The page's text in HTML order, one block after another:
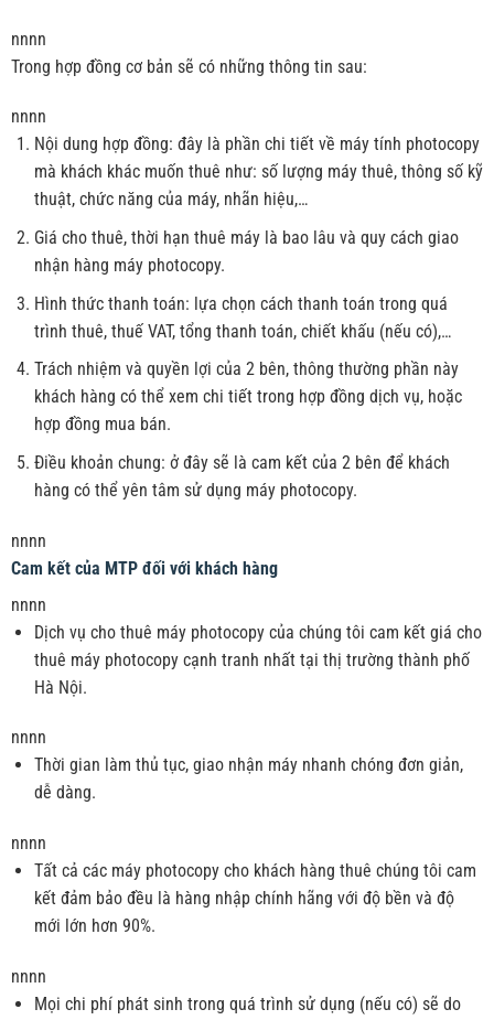
nnnn
Trong hợp đồng cơ bản sẽ có những thông tin sau:
nnnn
Nội dung hợp đồng: đây là phần chi tiết về máy tính photocopy
mà khách khác muốn thuê như: số lượng máy thuê, thông số kỹ
thuật, chức năng của máy, nhãn hiệu,…
Giá cho thuê, thời hạn thuê máy là bao lâu và quy cách giao
nhận hàng máy photocopy.
Hình thức thanh toán: lựa chọn cách thanh toán trong quá
trình thuê, thuế VAT, tổng thanh toán, chiết khấu (nếu có),…
Trách nhiệm và quyền lợi của 2 bên, thông thường phần này
khách hàng có thể xem chi tiết trong hợp đồng dịch vụ, hoặc
hợp đồng mua bán.
Điều khoản chung: ở đây sẽ là cam kết của 2 bên để khách
hàng có thể yên tâm sử dụng máy photocopy.
nnnn
Cam kết của MTP đối với khách hàng
nnnn
Dịch vụ cho thuê máy photocopy của chúng tôi cam kết giá cho
thuê máy photocopy cạnh tranh nhất tại thị trường thành phố
Hà Nội.
nnnn
Thời gian làm thủ tục, giao nhận máy nhanh chóng đơn giản,
dễ dàng.
nnnn
Tất cả các máy photocopy cho khách hàng thuê chúng tôi cam
kết đảm bảo đều là hàng nhập chính hãng với độ bền và độ
mới lớn hơn 90%.
nnnn
Mọi chi phí phát sinh trong quá trình sử dụng (nếu có) sẽ do